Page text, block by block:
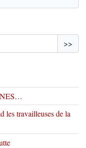
>>
les travailleuses de la